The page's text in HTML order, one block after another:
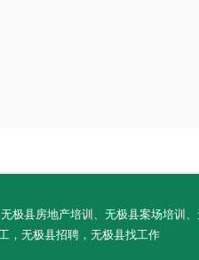
县房地产培训、无极县案场培训
，无极县招聘，无极县找工作